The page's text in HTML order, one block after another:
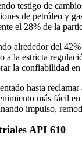
testigo de
de petróleo y
el 28% de la
alrededor del
la estricta
la confiabilidad
hasta
más fácil
impulso,
API 610